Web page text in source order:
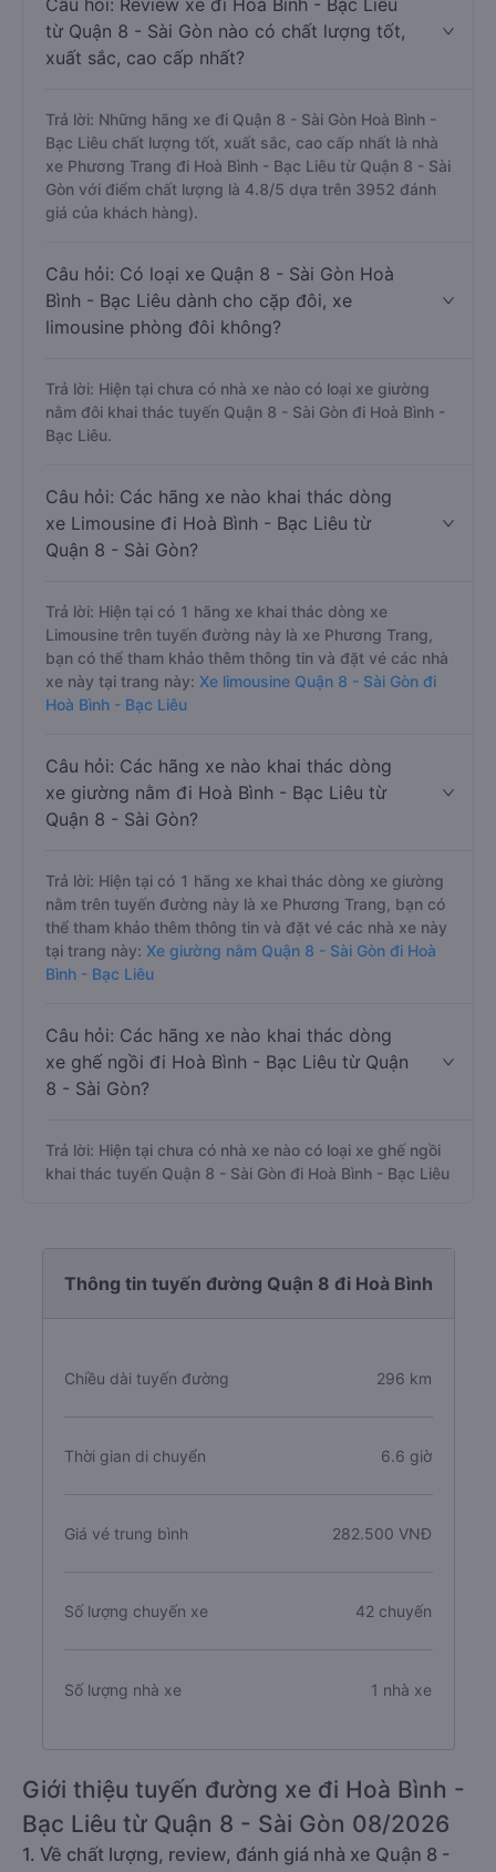
Câu hỏi: Review xe đi Hoà Bình - Bạc Liêu
từ Quận 8 - Sài Gòn nào có chất lượng tốt,
xuất sắc, cao cấp nhất?
Trả lời: Những hãng xe đi Quận 8 - Sài Gòn Hoà Bình -
Bạc Liêu chất lượng tốt, xuất sắc, cao cấp nhất là nhà
xe Phương Trang đi Hoà Bình - Bạc Liêu từ Quận 8 - Sài
Gòn với điểm chất lượng là 4.8/5 dựa trên 3952 đánh
giá của khách hàng).
Câu hỏi: Có loại xe Quận 8 - Sài Gòn Hoà
Bình - Bạc Liêu dành cho cặp đôi, xe
limousine phòng đôi không?
Trả lời: Hiện tại chưa có nhà xe nào có loại xe giường
nằm đôi khai thác tuyến Quận 8 - Sài Gòn đi Hoà Bình -
Bạc Liêu.
Câu hỏi: Các hãng xe nào khai thác dòng
xe Limousine đi Hoà Bình - Bạc Liêu từ
Quận 8 - Sài Gòn?
Trả lời: Hiện tại có 1 hãng xe khai thác dòng xe
Limousine trên tuyến đường này là xe Phương Trang,
bạn có thể tham khảo thêm thông tin và đặt vé các nhà
xe này tại trang này: Xe limousine Quận 8 - Sài Gòn đi
Hoà Bình - Bạc Liêu
Câu hỏi: Các hãng xe nào khai thác dòng
xe giường nằm đi Hoà Bình - Bạc Liêu từ
Quận 8 - Sài Gòn?
Trả lời: Hiện tại có 1 hãng xe khai thác dòng xe giường
nằm trên tuyến đường này là xe Phương Trang, bạn có
thể tham khảo thêm thông tin và đặt vé các nhà xe này
tại trang này: Xe giường nằm Quận 8 - Sài Gòn đi Hoà
Bình - Bạc Liêu
Câu hỏi: Các hãng xe nào khai thác dòng
xe ghế ngồi đi Hoà Bình - Bạc Liêu từ Quận
8 - Sài Gòn?
Trả lời: Hiện tại chưa có nhà xe nào có loại xe ghế ngồi
khai thác tuyến Quận 8 - Sài Gòn đi Hoà Bình - Bạc Liêu
Thông tin tuyến đường Quận 8 đi Hoà Bình
Chiều dài tuyến đường 296 km
Thời gian di chuyển 6.6 giờ
Giá vé trung bình 282.500 VNĐ
Số lượng chuyến xe 42 chuyến
Số lượng nhà xe 1 nhà xe
Giới thiệu tuyến đường xe đi Hoà Bình -
Bạc Liêu từ Quận 8 - Sài Gòn 08/2026
1. Về chất lượng, review, đánh giá nhà xe Quận 8 -